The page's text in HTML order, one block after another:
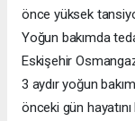
önce yüksek
Yoğun bakımda
Eskişehir
3 aydır yoğun
önceki gün